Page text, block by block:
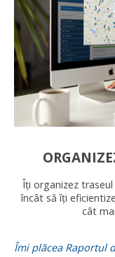
Îți organizez
încât să îți
cât
Îmi plăcea Raportul